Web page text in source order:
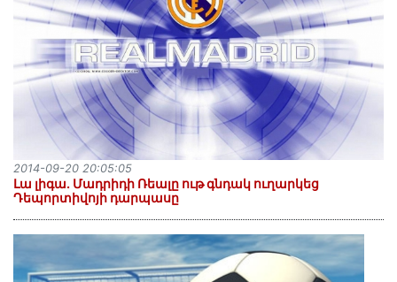
Լա լիգա. Մադրիդի Ռեալը ութ գնդակ ուղարկեց
Դեպորտիվոյի դարպասը
2014-09-20 20:05:05